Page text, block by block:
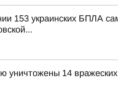
153 украинских БПЛА
уничтожены 14